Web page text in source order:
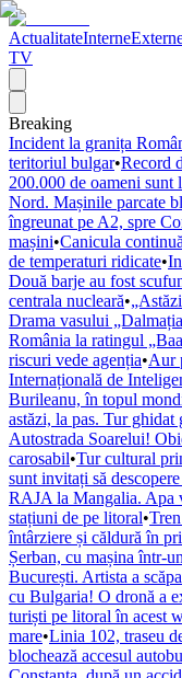
ActualitateInterne
TV
Breaking
Incident la granița
teritoriul bulgar•Record
200.000 de oameni sunt
Nord. Mașinile parcate
îngreunat pe A2, spre
mașini•Canicula
de temperaturi ridicate•
Două barje au fost
centrala nucleară•
Drama vasului
România la ratingul
riscuri vede agenția•Aur
Internațională de
Burileanu, în topul
astăzi, la pas. Tur
Autostrada Soarelui!
carosabil•Tur cultural
sunt invitați să
RAJA la Mangalia. Apa
stațiuni de pe litoral•
întârziere și căldură în
Șerban, cu mașina într-
București. Artista a
cu Bulgaria! O dronă a
turiști pe litoral în acest
mare•Linia 102, traseu
blochează accesul